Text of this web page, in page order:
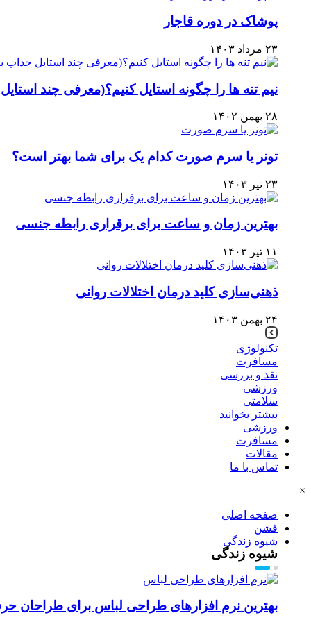
پوشاک در دوره قاجار
۲۳ مرداد ۱۴۰۳
نیم تنه ها را چگونه استایل کنیم؟(معرفی چند
۲۸ بهمن ۱۴۰۲
تونر یا سرم صورت کدام یک برای شما بهتر است؟
۲۳ تیر ۱۴۰۳
بهترین زمان و ساعت برای برقراری رابطه جنسی
۱۱ تیر ۱۴۰۳
ذهنی‌سازی کلید درمان اختلالات روانی
۲۴ بهمن ۱۴۰۳
تکنولوژی
مسافرت
نقد و بررسی
ورزشی
سلامتی
بیشتر بخوانید
ورزشی
مسافرت
مقالات
تماس با ما
×
صفحه اصلی
فشن
شیوه زندگی
شیوه زندگی
بهترین نرم افزارهای طراحی لباس برای طراحان